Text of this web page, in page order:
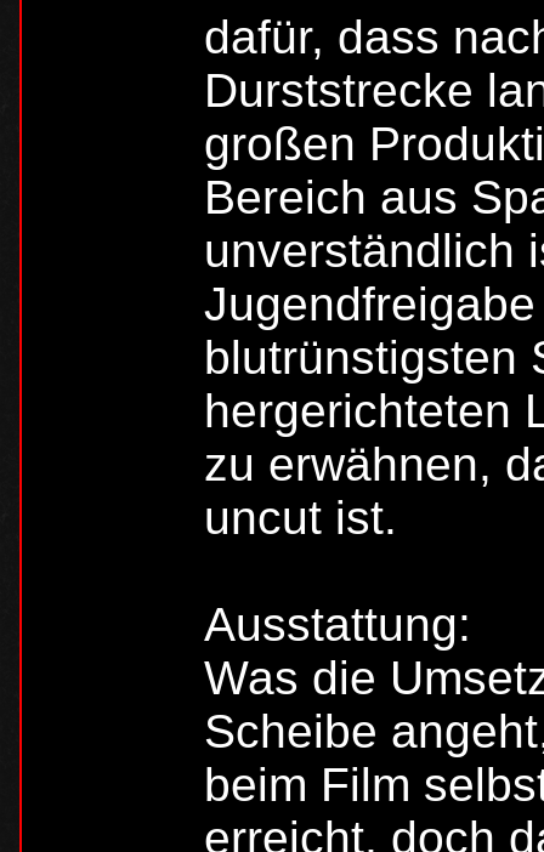
dafür, dass
Durststrecke
großen
Bereich aus
unverständlich
blutrünstigsten
hergerichteten
zu erwähnen,
uncut ist.
Ausstattung:
Was die
Scheibe
beim Film
erreicht, doch